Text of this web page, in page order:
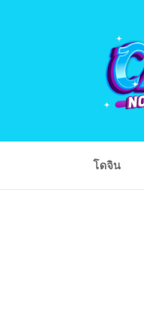
โดจิน